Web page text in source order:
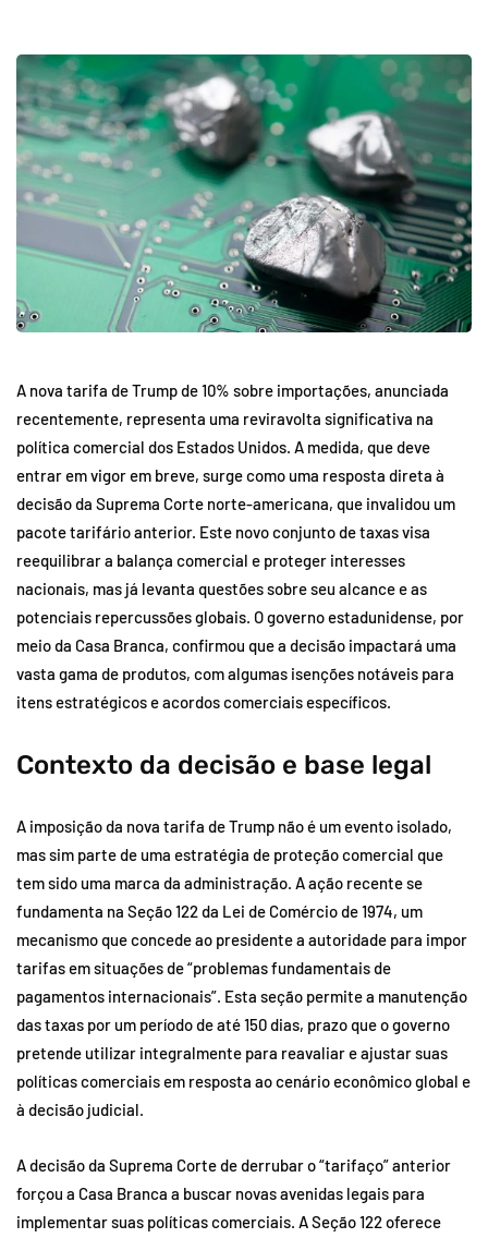
A nova tarifa de Trump de 10% sobre importações, anunciada
recentemente, representa uma reviravolta significativa na
política comercial dos Estados Unidos. A medida, que deve
entrar em vigor em breve, surge como uma resposta direta à
decisão da Suprema Corte norte-americana, que invalidou um
pacote tarifário anterior. Este novo conjunto de taxas visa
reequilibrar a balança comercial e proteger interesses
nacionais, mas já levanta questões sobre seu alcance e as
potenciais repercussões globais. O governo estadunidense, por
meio da Casa Branca, confirmou que a decisão impactará uma
vasta gama de produtos, com algumas isenções notáveis para
itens estratégicos e acordos comerciais específicos.
Contexto da decisão e base legal
A imposição da nova tarifa de Trump não é um evento isolado,
mas sim parte de uma estratégia de proteção comercial que
tem sido uma marca da administração. A ação recente se
fundamenta na Seção 122 da Lei de Comércio de 1974, um
mecanismo que concede ao presidente a autoridade para impor
tarifas em situações de “problemas fundamentais de
pagamentos internacionais”. Esta seção permite a manutenção
das taxas por um período de até 150 dias, prazo que o governo
pretende utilizar integralmente para reavaliar e ajustar suas
políticas comerciais em resposta ao cenário econômico global e
à decisão judicial.
A decisão da Suprema Corte de derrubar o “tarifaço” anterior
forçou a Casa Branca a buscar novas avenidas legais para
implementar suas políticas comerciais. A Seção 122 oferece